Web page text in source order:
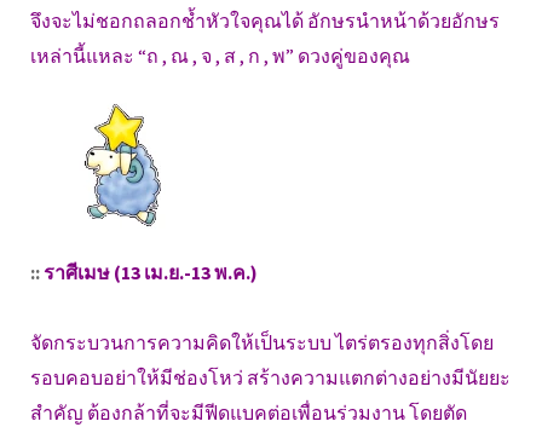
จึงจะไม่ชอกถลอกช้ำหัวใจคุณได้ อักษรนำหน้าด้วยอักษร
เหล่านี้แหละ “ถ , ณ , จ , ส , ก , พ” ดวงคู่ของคุณ
::ราศีเมษ (13 เม.ย.-13 พ.ค.)
จัดกระบวนการความคิดให้เป็นระบบ ไตร่ตรองทุกสิ่งโดย
รอบคอบอย่าให้มีช่องโหว่ สร้างความแตกต่างอย่างมีนัยยะ
สำคัญ ต้องกล้าที่จะมีฟีดแบคต่อเพื่อนร่วมงาน โดยตัด